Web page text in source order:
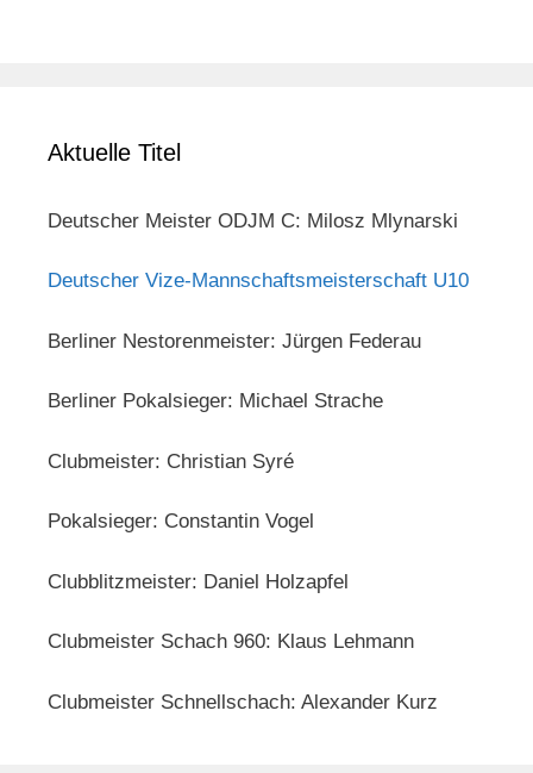
Aktuelle Titel
Deutscher Meister ODJM C: Milosz Mlynarski
Deutscher Vize-Mannschaftsmeisterschaft U10
Berliner Nestorenmeister: Jürgen Federau
Berliner Pokalsieger: Michael Strache
Clubmeister: Christian Syré
Pokalsieger: Constantin Vogel
Clubblitzmeister: Daniel Holzapfel
Clubmeister Schach 960: Klaus Lehmann
Clubmeister Schnellschach: Alexander Kurz